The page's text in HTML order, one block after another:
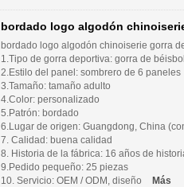
bordado logo algodón
bordado logo algodón chinoiserie gorra
1.Tipo de gorra deportiva: gorra de béisbol
2.Estilo del panel: sombrero de 6 paneles
3.Tamaño: tamaño adulto
4.Color: personalizado
5.Patrón: bordado
6.Lugar de origen: Guangdong, China
7. Calidad: buena calidad
8. Historia de la fábrica: 16 años de
9.Pedido pequeño: 25 piezas
10. Servicio: OEM / ODM, diseño
Más